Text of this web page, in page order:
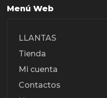
Menú Web
LLANTAS
Tienda
Mi cuenta
Contactos